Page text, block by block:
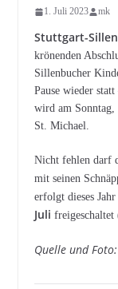
1. Juli 2023 mk
Stuttgart-
krönenden
Sillenbucher
Pause wieder
wird am Sonntag,
St. Michael.
Nicht fehlen darf
mit seinen
erfolgt dieses
Juli
Quelle und Foto: